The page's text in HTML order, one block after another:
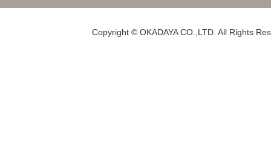
Copyright © OKADAYA CO.,LTD. All Rights